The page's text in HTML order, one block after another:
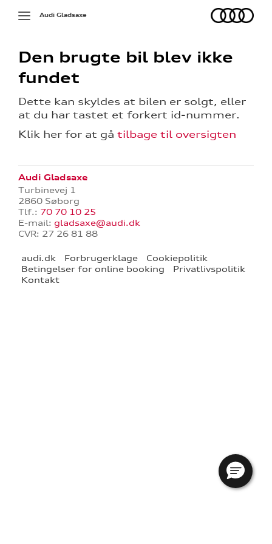
Toggle
Audi
Audi Gladsaxe
Den brugte bil blev ikke
fundet
Dette kan skyldes at bilen er solgt, eller
at du har tastet et forkert id-nummer.
Klik her for at gå tilbage til oversigten
Audi Gladsaxe
Turbinevej 1
2860 Søborg
Tlf.: 70 70 10 25
E-mail: gladsaxe@audi.dk
CVR: 27 26 81 88
audi.dk Forbrugerklage
Cookiepolitik
Betingelser for online booking
Privatlivspolitik
Kontakt